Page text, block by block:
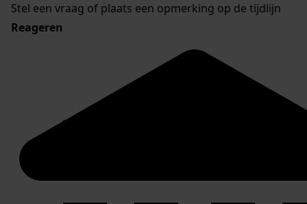
Stel een vraag of plaats een opmerking op de tijdlijn
Reageren